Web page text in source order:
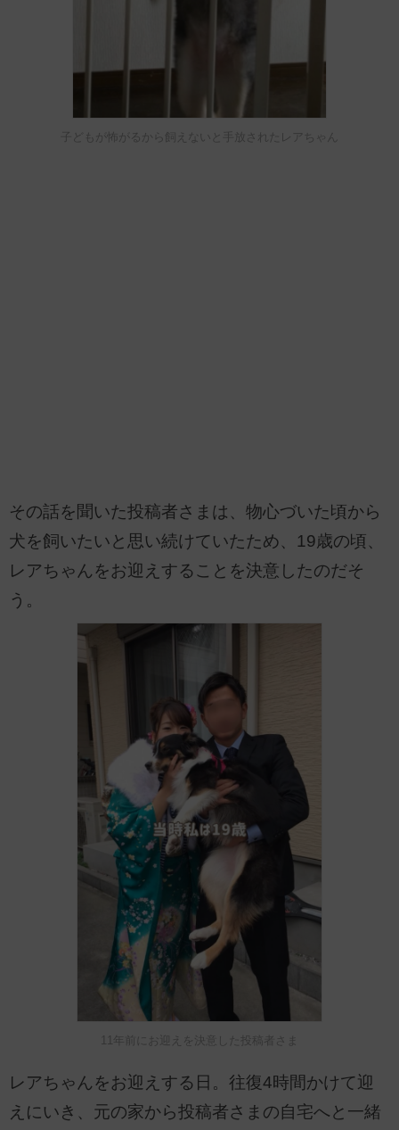
子どもが怖がるから飼えないと手放されたレアちゃん
その話を聞いた投稿者さまは、物心づいた頃から
犬を飼いたいと思い続けていたため、19歳の頃、
レアちゃんをお迎えすることを決意したのだそ
う。
11年前にお迎えを決意した投稿者さま
レアちゃんをお迎えする日。往復4時間かけて迎
えにいき、元の家から投稿者さまの自宅へと一緒